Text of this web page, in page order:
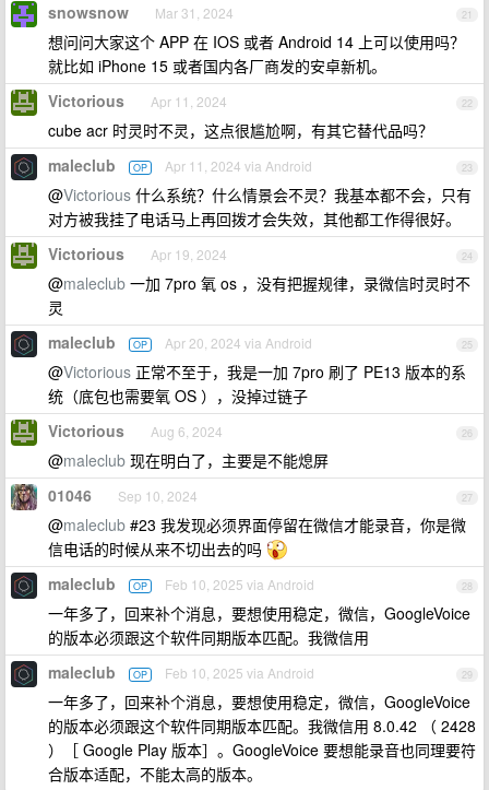
21
snowsnow Mar 31, 2024
想问问大家这个 APP 在 IOS 或者 Android 14 上可以使用吗？
就比如 iPhone 15 或者国内各厂商发的安卓新机。
22
Victorious Apr 11, 2024
cube acr 时灵时不灵，这点很尴尬啊，有其它替代品吗？
23
maleclub OP Apr 11, 2024 via Android
@Victorious 什么系统？什么情景会不灵？我基本都不会，只有
对方被我挂了电话马上再回拨才会失效，其他都工作得很好。
24
Victorious Apr 19, 2024
@maleclub 一加 7pro 氧 os ，没有把握规律，录微信时灵时不
灵
25
maleclub OP Apr 20, 2024 via Android
@Victorious 正常不至于，我是一加 7pro 刷了 PE13 版本的系
统（底包也需要氧 OS ），没掉过链子
26
Victorious Aug 6, 2024
@maleclub 现在明白了，主要是不能熄屏
27
01046 Sep 10, 2024
@maleclub #23 我发现必须界面停留在微信才能录音，你是微
信电话的时候从来不切出去的吗
28
maleclub OP Feb 10, 2025 via Android
一年多了，回来补个消息，要想使用稳定，微信，GoogleVoice
的版本必须跟这个软件同期版本匹配。我微信用
29
maleclub OP Feb 10, 2025 via Android
一年多了，回来补个消息，要想使用稳定，微信，GoogleVoice
的版本必须跟这个软件同期版本匹配。我微信用 8.0.42 （ 2428
）［ Google Play 版本］。GoogleVoice 要想能录音也同理要符
合版本适配，不能太高的版本。